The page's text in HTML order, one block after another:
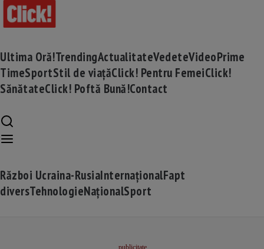
Ultima Oră!TrendingActualitateVedeteVideoPrime
TimeSportStil de viațăClick! Pentru FemeiClick!
SănătateClick! Poftă Bună!Contact
Război Ucraina-RusiaInternaționalFapt
diversTehnologieNaționalSport